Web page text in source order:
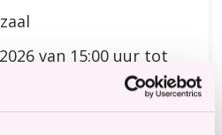
van 15:00 uur tot
,Cliënten